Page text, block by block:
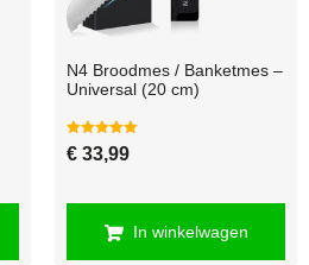
N4 Broodmes / Banketmes –
Universal (20 cm)
Gewaardeerd
5.00
€ 33,99
In winkelwagen